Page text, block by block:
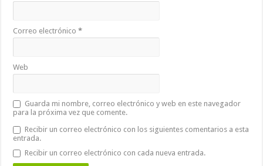
Correo electrónico*
Web
Guarda mi nombre, correo electrónico y web en este navegador
para la próxima vez que comente.
Recibir un correo electrónico con los siguientes comentarios a esta
entrada.
Recibir un correo electrónico con cada nueva entrada.